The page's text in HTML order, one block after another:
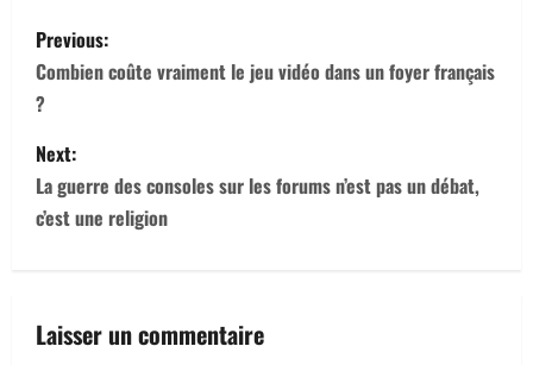
P
o
s
t
n
v
Previous:
Combien coûte vraiment le jeu vidéo dans un foyer français
?
Next:
La guerre des consoles sur les forums n’est pas un débat,
c’est une religion
Laisser un commentaire